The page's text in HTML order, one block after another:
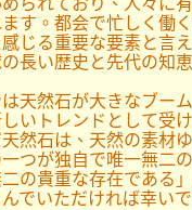
られており、人々に
す。都会で忙しく働
じる重要な要素と言
長い歴史と先代の知
天然石が大きなブー
いトレンドとして受
然石は、天然の素材
つが独自で唯一無二
の貴重な存在である
でいただければ幸いで